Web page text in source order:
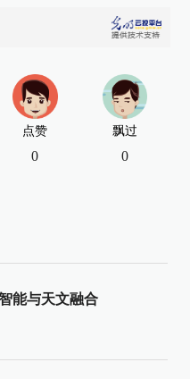
点赞
0
飘过
0
能与天文融合